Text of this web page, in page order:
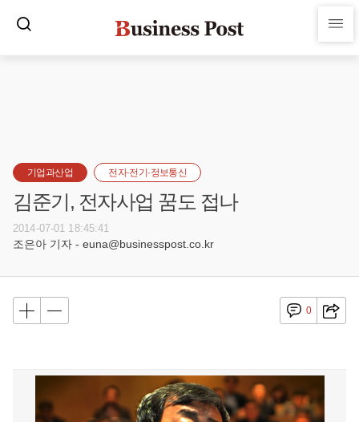
기업과산업 전자·전기·정보통신
김준기, 전자사업 꿈도 접나
2014-07-01 18:45:41
조은아 기자 - euna@businesspost.co.kr
0